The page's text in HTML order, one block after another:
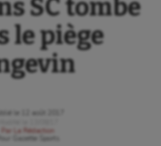
SC tombe
le piège
le
12 août 2017
Par
La Rédaction
Gazette Sports